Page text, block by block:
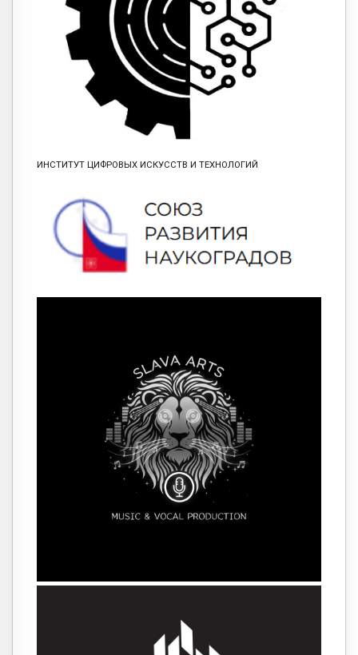
ИНСТИТУТ ЦИФРОВЫХ ИСКУССТВ И ТЕХНОЛОГИЙ